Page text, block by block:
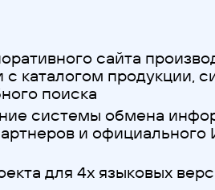
сайта
с каталогом продукции,
поиска
системы обмена
и официального
для 4х языковых